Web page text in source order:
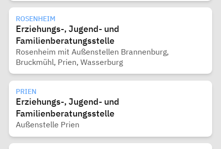
ROSENHEIM
Erziehungs-, Jugend- und
Familienberatungsstelle
Rosenheim mit Außenstellen Brannenburg,
Bruckmühl, Prien, Wasserburg
PRIEN
Erziehungs-, Jugend- und
Familienberatungsstelle
Außenstelle Prien